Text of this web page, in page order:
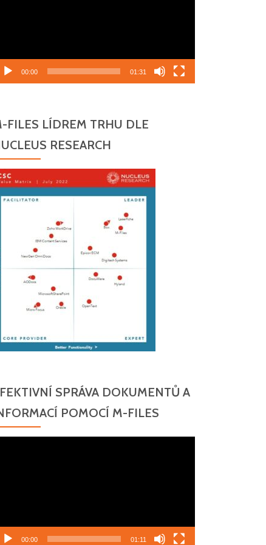
00:00 01:31
FILES LÍDREM TRHU DLE
RESEARCH
SPRÁVA DOKUMENTŮ A
POMOCÍ M-FILES
00:00 01:11